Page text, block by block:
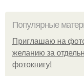
Популярные
Приглашаю на
желанию за
фотокнигу!